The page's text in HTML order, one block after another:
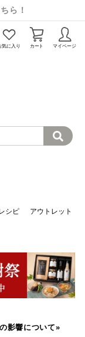
ら！
気に入り カート マイページ
シピ アウトレット
影響について»